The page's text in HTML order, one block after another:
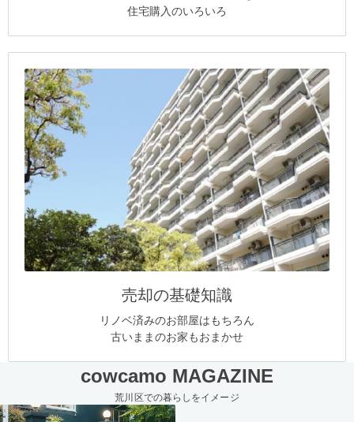
住宅購入のいろいろ
売却の基礎知識
リノベ済みのお部屋はもちろん
古いままのお家もおまかせ
cowcamo MAGAZINE
荒川区での暮らしをイメージ